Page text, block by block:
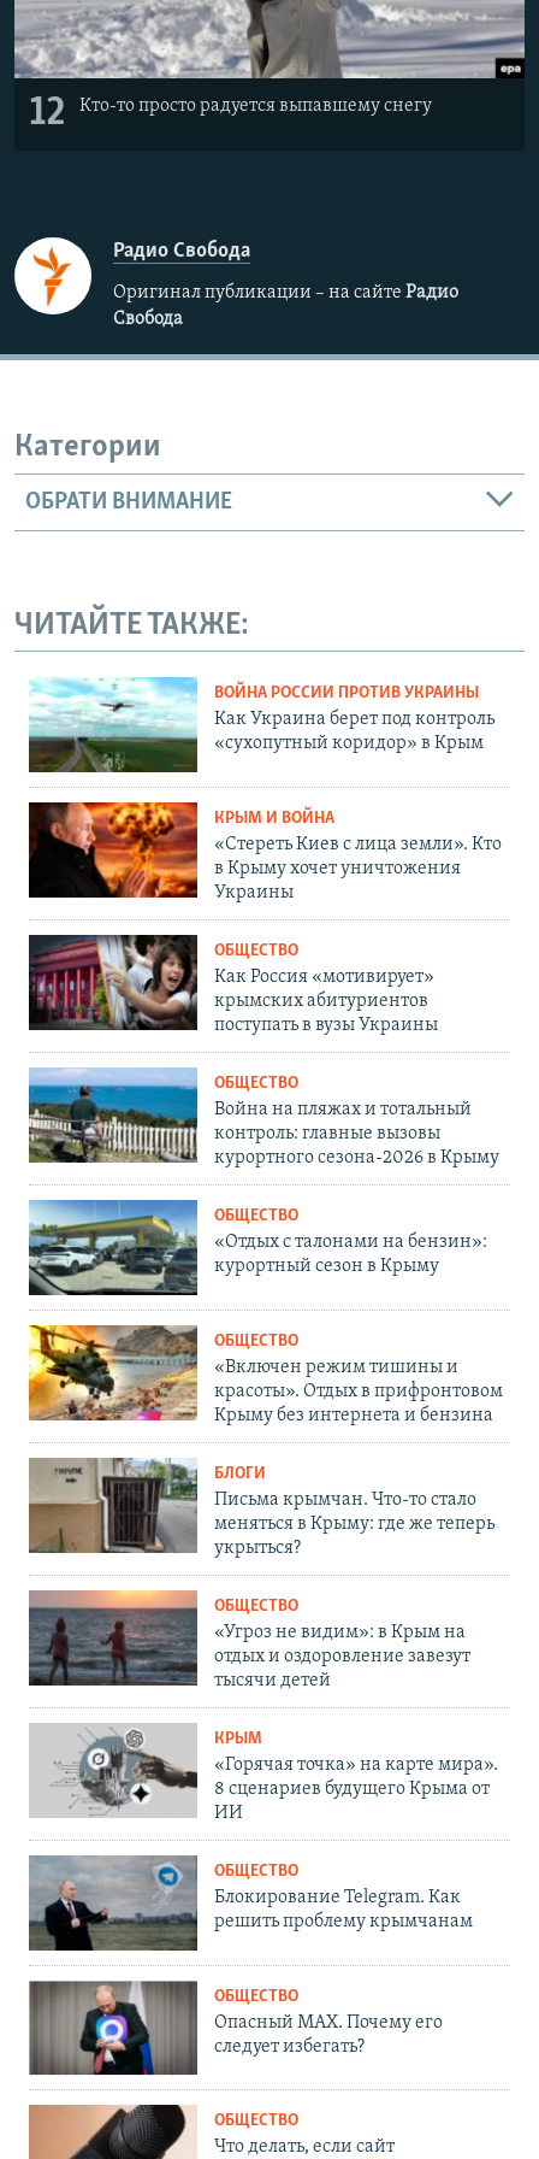
12 Кто-то просто радуется выпавшему снегу
Радио Свобода
Оригинал публикации – на сайте Радио
Свобода
Категории
ОБРАТИ ВНИМАНИЕ
ЧИТАЙТЕ ТАКЖЕ:
ВОЙНА РОССИИ ПРОТИВ УКРАИНЫ
Как Украина берет под контроль
«сухопутный коридор» в Крым
КРЫМ И ВОЙНА
«Стереть Киев с лица земли». Кто
в Крыму хочет уничтожения
Украины
ОБЩЕСТВО
Как Россия «мотивирует»
крымских абитуриентов
поступать в вузы Украины
ОБЩЕСТВО
Война на пляжах и тотальный
контроль: главные вызовы
курортного сезона-2026 в Крыму
ОБЩЕСТВО
«Отдых с талонами на бензин»:
курортный сезон в Крыму
ОБЩЕСТВО
«Включен режим тишины и
красоты». Отдых в прифронтовом
Крыму без интернета и бензина
БЛОГИ
Письма крымчан. Что-то стало
меняться в Крыму: где же теперь
укрыться?
ОБЩЕСТВО
«Угроз не видим»: в Крым на
отдых и оздоровление завезут
тысячи детей
КРЫМ
«Горячая точка» на карте мира».
8 сценариев будущего Крыма от
ИИ
ОБЩЕСТВО
Блокирование Telegram. Как
решить проблему крымчанам
ОБЩЕСТВО
Опасный MAX. Почему его
следует избегать?
ОБЩЕСТВО
Что делать, если сайт